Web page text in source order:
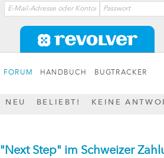
FORUM HANDBUCH BUGTRACKER
NEU BELIEBT! KEINE
"Next Step" im Schweizer